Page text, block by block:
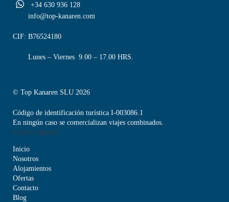
+34 630 936 128
info@top-kanaren.com
CIF: B76524180
Lunes – Viernes 9.00 – 17.00 HRS.
© Top Kanaren SLU 2026
Código de identificación turística I-003086.1
En ningún caso se comercializan viajes combinados.
Enlaces rápidos
Inicio
Nosotros
Alojamientos
Ofertas
Contacto
Blog